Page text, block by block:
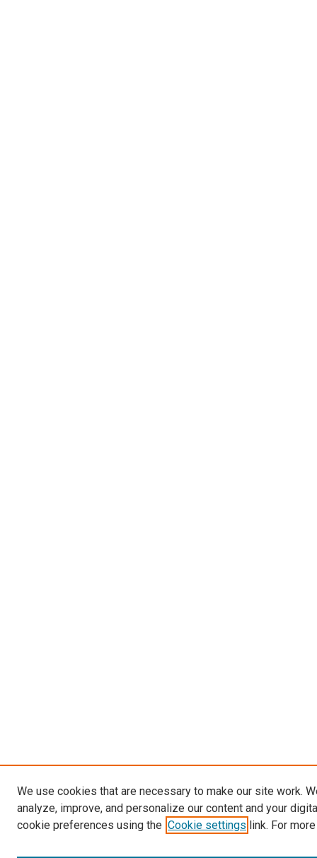
We use cookies that are necessary to make our site work.
analyze, improve, and personalize our content and your
cookie preferences using the Cookie settings link. For